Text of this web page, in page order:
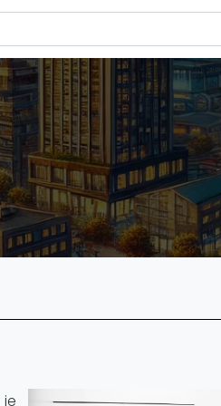
over squash
je op letten als je een racket koopt
zo leuk?
in squash